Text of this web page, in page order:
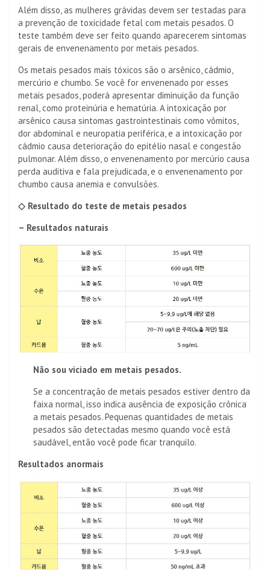
Além disso, as mulheres grávidas devem ser testadas para
a prevenção de toxicidade fetal com metais pesados. O
teste também deve ser feito quando aparecerem sintomas
gerais de envenenamento por metais pesados.
Os metais pesados ​​mais tóxicos são o arsênico, cádmio,
mercúrio e chumbo. Se você for envenenado por esses
metais pesados, poderá apresentar diminuição da função
renal, como proteinúria e hematúria. A intoxicação por
arsênico causa sintomas gastrointestinais como vômitos,
dor abdominal e neuropatia periférica, e a intoxicação por
cádmio causa deterioração do epitélio nasal e congestão
pulmonar. Além disso, o envenenamento por mercúrio causa
perda auditiva e fala prejudicada, e o envenenamento por
chumbo causa anemia e convulsões.
◇ Resultado do teste de metais pesados
– Resultados naturais
Não sou viciado em metais pesados.
Se a concentração de metais pesados ​​estiver dentro da
faixa normal, isso indica ausência de exposição crônica
a metais pesados. Pequenas quantidades de metais
pesados ​​são detectadas mesmo quando você está
saudável, então você pode ficar tranquilo.
Resultados anormais